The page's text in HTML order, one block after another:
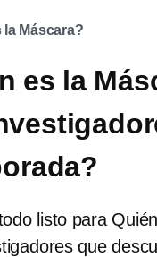
la Máscara?
es la
listo para
que